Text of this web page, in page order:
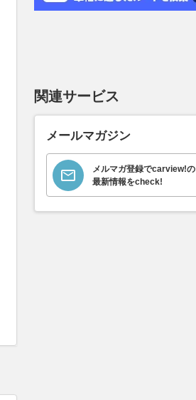
関連サービス
メールマガジン
メルマガ登録でcarview!の
最新情報をcheck!